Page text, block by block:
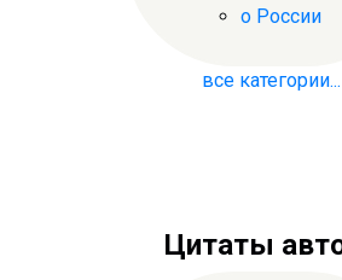
о России
все категории...
Цитаты